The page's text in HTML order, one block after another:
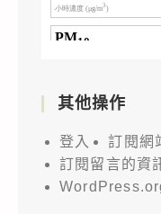
其他操作
登入
訂閱網
訂閱留言的資